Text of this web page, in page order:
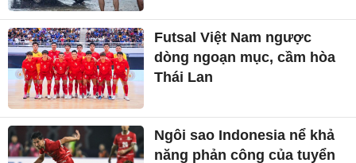
Futsal Việt Nam ngược
dòng ngoạn mục, cầm hòa
Thái Lan
Ngôi sao Indonesia nể khả
năng phản công của tuyển